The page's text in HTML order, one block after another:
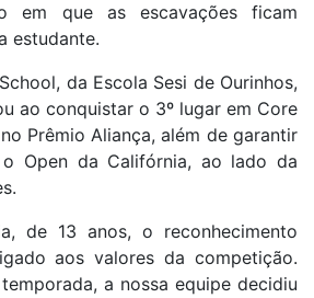
em que as escavações ficam
estudante.
da Escola Sesi de Ourinhos,
ao conquistar o 3º lugar em Core
Prêmio Aliança, além de garantir
Open da Califórnia, ao lado da
de 13 anos, o reconhecimento
aos valores da competição.
a nossa equipe decidiu